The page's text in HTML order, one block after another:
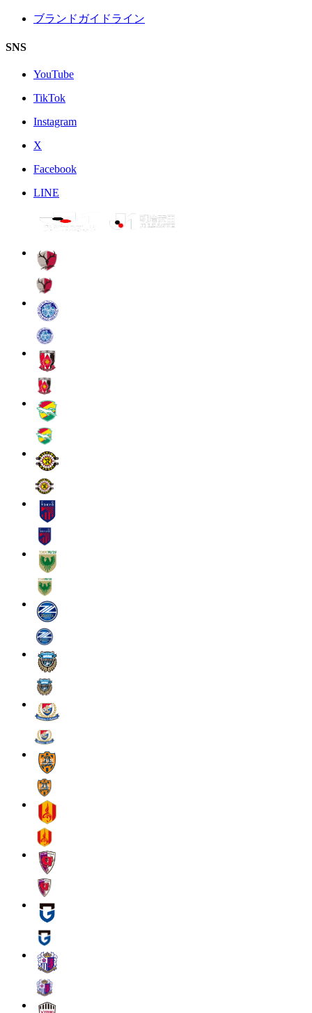
ブランドガイドライン
SNS
YouTube
TikTok
Instagram
X
Facebook
LINE